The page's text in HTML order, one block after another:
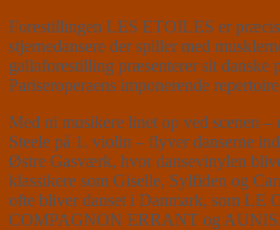
Forestillingen LES ETOILES er
stjernedansere der spiller med
gallaforestilling præsenterer sit danske
Pariseroperaens imponerende
Med ni musikere linet op ved scenen –
Steele på 1. violin – flyver danserne
Østre Gasværk, hvor dansevinylen
klassikere som Giselle, Sylfiden og
ofte bliver danset i Danmark, som LE
COMPAGNON ERRANT og AUNIS.